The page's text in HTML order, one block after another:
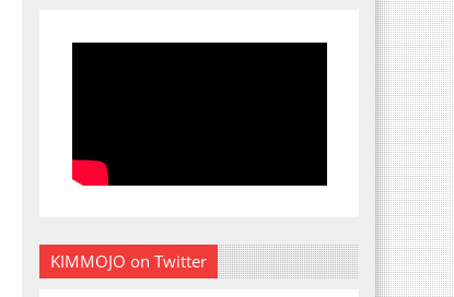
KIMMOJO on Twitter